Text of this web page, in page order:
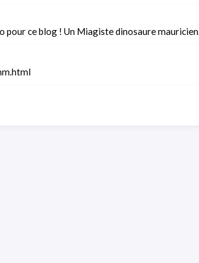
ce blog ! Un Miagiste dinosaure mauricien..